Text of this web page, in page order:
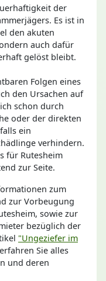
der
Es ist in
den akuten
auch dafür
gelöst bleibt.
Folgen eines
den Ursachen auf
schon durch
oder der direkten
ein
verhindern.
für Rutesheim
zur Seite.
zum
zur Vorbeugung
sowie zur
bezüglich der
"Ungeziefer im
Sie alles
und deren